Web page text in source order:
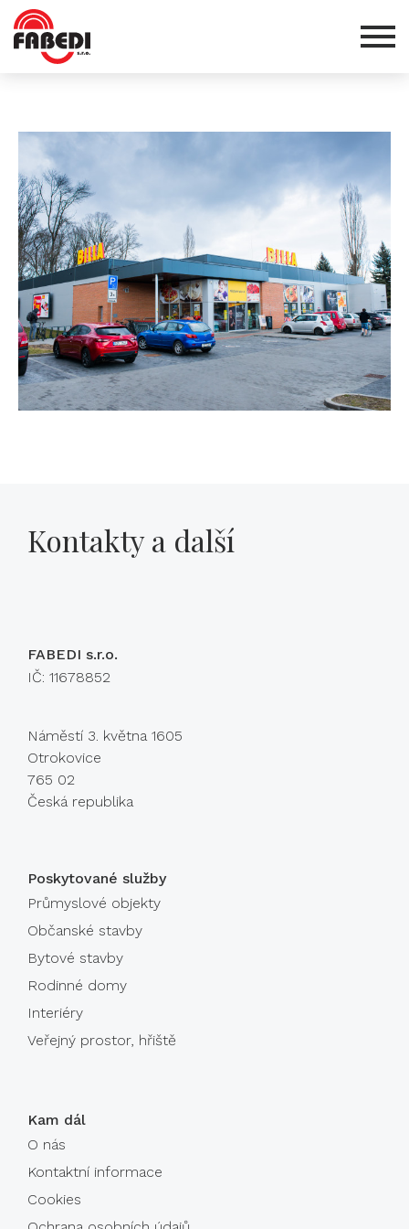
Kontakty a další
Poskytované služby
Průmyslové objekty
Občanské stavby
Bytové stavby
Rodinné domy
Interiéry
Veřejný prostor, hřiště
Kam dál
O nás
Kontaktní informace
Cookies
FABEDI s.r.o.
IČ: 11678852
Náměstí 3. května 1605
Otrokovice
765 02
Česká republika